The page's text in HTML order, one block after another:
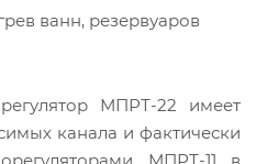
ванн, резервуаров
МПРТ-22 имеет
канала и фактически